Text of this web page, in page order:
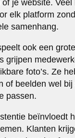
je website.
elk platform
samenhang.
ook een
grijpen
foto’s. Ze
of beelden wel
passen.
beïnvloedt
Klanten